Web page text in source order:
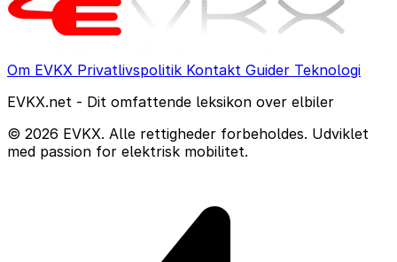
Om EVKX Privatlivspolitik Kontakt Guider Teknologi
EVKX.net - Dit omfattende leksikon over elbiler
© 2026 EVKX. Alle rettigheder forbeholdes. Udviklet
med passion for elektrisk mobilitet.